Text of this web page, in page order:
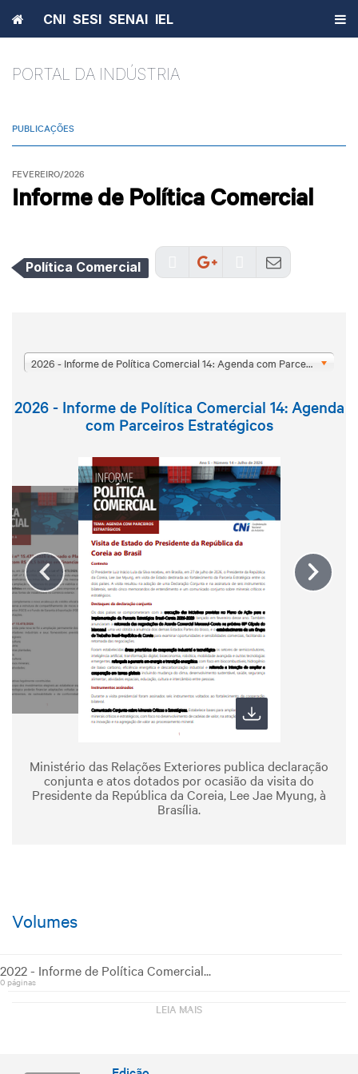
HomeCNI SESI SENAI IEL
PORTAL DA INDÚSTRIA
PUBLICAÇÕES
FEVEREIRO/2026
Informe de Política Comercial
Política Comercial
2026 - Informe de Política Comercial 14: Agenda com Parceiros Estratégicos
2026 - Informe de Política Comercial 14: Agenda
com Parceiros Estratégicos
Ministério das Relações Exteriores publica declaração
conjunta e atos dotados por ocasião da visita do
Presidente da República da Coreia, Lee Jae Myung, à
Brasília.
Volumes
2022 - Informe de Política Comercial...
0 páginas
2022 - Informe de Política Comercial...
LEIA MAIS